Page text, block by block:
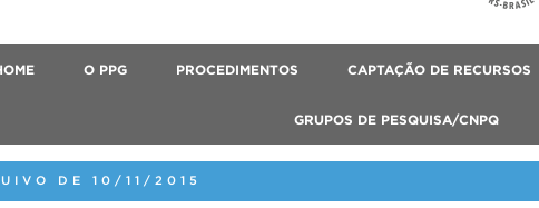
O PPG PROCEDIMENTOS CAPTAÇÃO DE RECURSOS
GRUPOS DE PESQUISA/CNPQ
DE 10/11/2015